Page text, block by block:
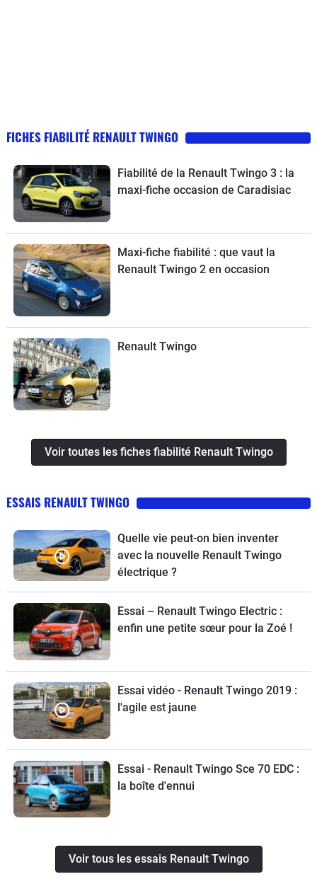
FICHES FIABILITÉ RENAULT TWINGO
Fiabilité de la Renault Twingo 3 : la
maxi-fiche occasion de Caradisiac
Maxi-fiche fiabilité : que vaut la
Renault Twingo 2 en occasion
Renault Twingo
Voir toutes les fiches fiabilité Renault Twingo
ESSAIS RENAULT TWINGO
Quelle vie peut-on bien inventer
avec la nouvelle Renault Twingo
électrique ?
Essai – Renault Twingo Electric :
enfin une petite sœur pour la Zoé !
Essai vidéo - Renault Twingo 2019 :
l'agile est jaune
Essai - Renault Twingo Sce 70 EDC :
la boîte d'ennui
Voir tous les essais Renault Twingo